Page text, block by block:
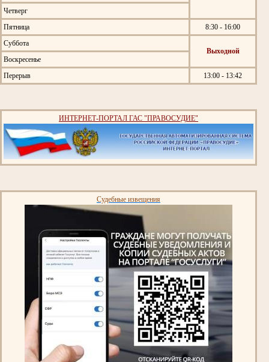
Четверг
Пятница
8:30 - 16:00
Суббота
Выходной
Воскресенье
Перерыв
13:00 - 13:42
ИНТЕРНЕТ-ПОРТАЛ ГАС "ПРАВОСУДИЕ"
Судебные извещения